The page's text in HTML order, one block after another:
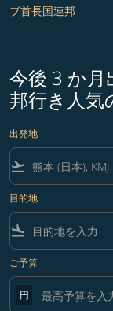
ブ首長国連邦
今後 3 か月
邦行き人気
出発地
flight_takeoff
目的地
flight_land
ご予算
円